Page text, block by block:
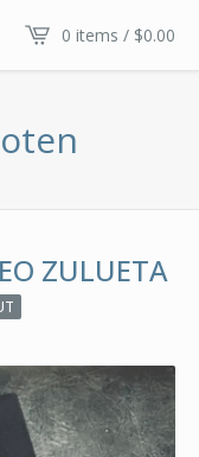
0 items / $0.00
ZULUETA